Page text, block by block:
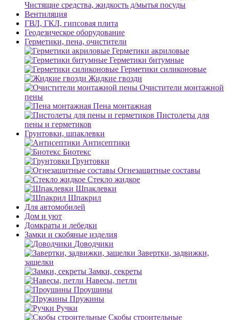
Чистящие средства, жидкость д/мытья посуды
Вентиляция
ГВЛ, ГКЛ, гипсовая плита
Геодезическое оборудование
Герметики, пена, очистители
Герметики акриловые
Герметики битумные
Герметики силиконовые
Жидкие гвозди
Очистители монтажной
пены
Пена монтажная
Пистолеты для
пены и герметиков
Грунтовки, шпаклевки
Антисептики
Биотекс
Грунтовки
Огнезащитные составы
Стекло жидкое
Шпаклевки
Шпакрил
Для автомобилей
Дом и уют
Домкраты и лебедки
Замки и скобяные изделия
Доводчики
Завертки, задвижки,
защелки
Замки, секреты
Навесы, петли
Проушины
Пружины
Ручки
Скобы строительные